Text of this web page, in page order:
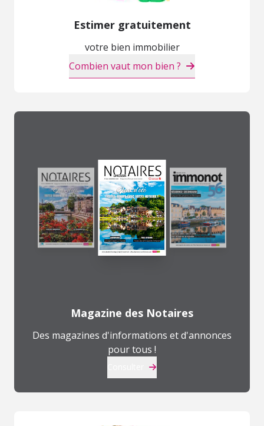
Estimer gratuitement
votre bien immobilier
Combien vaut mon bien ?
Magazine des Notaires
Des magazines d'informations et d'annonces
pour tous !